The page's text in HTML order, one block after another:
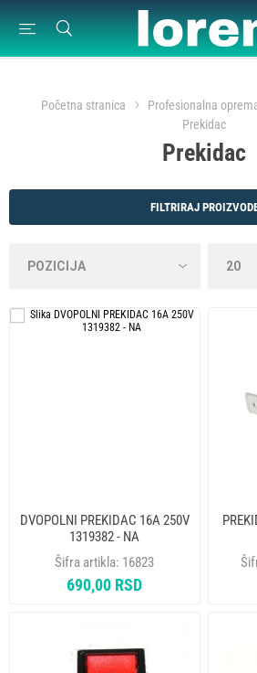
Početna stranica Profesionalna
Prekidac
Prekidac
FILTRIRAJ
DVOPOLNI PREKIDAC 16A 250V
1319382 - NA
Šifra artikla: 16823
690,00 RSD